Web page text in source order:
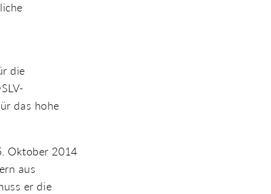
die
das hohe
Oktober 2014
aus
er die